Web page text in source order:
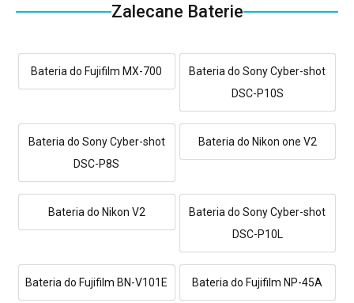
Zalecane Baterie
Bateria do Fujifilm MX-700
Bateria do Sony Cyber-shot
DSC-P10S
Bateria do Sony Cyber-shot
DSC-P8S
Bateria do Nikon one V2
Bateria do Nikon V2
Bateria do Sony Cyber-shot
DSC-P10L
Bateria do Fujifilm BN-V101E Bateria do Fujifilm NP-45A